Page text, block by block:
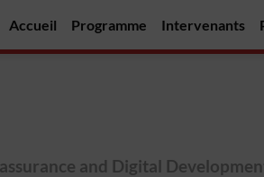
Accueil Programme Intervenants
and Digital